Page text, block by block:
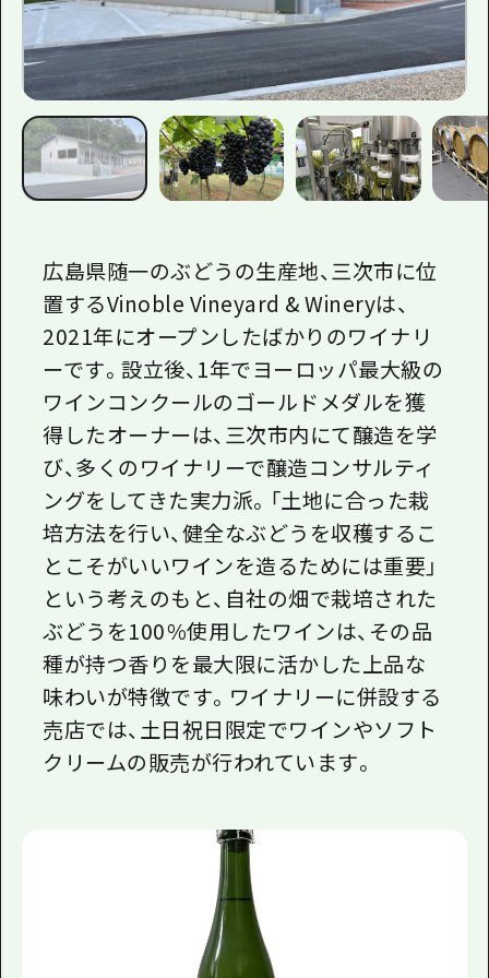
広島県随一のぶどうの生産地、三次市に位
置するVinoble Vineyard & Wineryは、
2021年にオープンしたばかりのワイナリ
ーです。設立後、1年でヨーロッパ最大級の
ワインコンクールのゴールドメダルを獲
得したオーナーは、三次市内にて醸造を学
び、多くのワイナリーで醸造コンサルティ
ングをしてきた実力派。「土地に合った栽
培方法を行い、健全なぶどうを収穫するこ
とこそがいいワインを造るためには重要」
という考えのもと、自社の畑で栽培された
ぶどうを100％使用したワインは、その品
種が持つ香りを最大限に活かした上品な
味わいが特徴です。ワイナリーに併設する
売店では、土日祝日限定でワインやソフト
クリームの販売が行われています。